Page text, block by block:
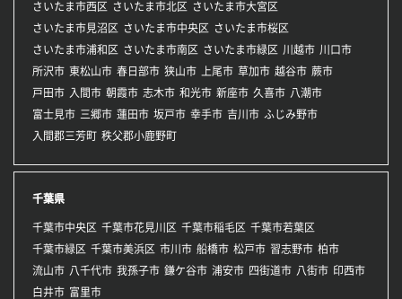
さいたま市西区 さいたま市北区
さいたま市大宮区
さいたま市見沼区
さいたま市中央区
さいたま市桜区
さいたま市浦和区
さいたま市南区 さいたま市緑区 川越市 川口市
所沢市 東松山市 春日部市 狭山市 上尾市 草加市 越谷市 蕨市
戸田市 入間市 朝霞市 志木市 和光市 新座市 久喜市 八潮市
富士見市 三郷市 蓮田市 坂戸市 幸手市 吉川市 ふじみ野市
入間郡三芳町 秩父郡小鹿野町
千葉県
千葉市中央区 千葉市花見川区 千葉市稲毛区 千葉市若葉区
千葉市緑区 千葉市美浜区 市川市 船橋市 松戸市 習志野市 柏市
流山市 八千代市 我孫子市 鎌ケ谷市 浦安市 四街道市 八街市 印西市
白井市 富里市